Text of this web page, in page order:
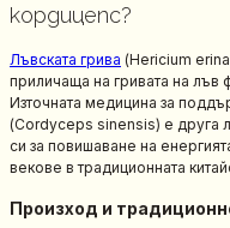
кордицепс?
Лъвската грива (Hericium
приличаща на гривата на лъв
Източната медицина за
(Cordyceps sinensis) е друга
си за повишаване на
векове в традиционната
Произход и